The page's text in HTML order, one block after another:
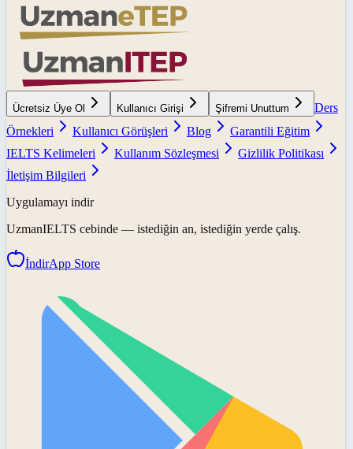
Ücretsiz Üye Ol Kullanıcı Girişi Şifremi Unuttum
Ders
Örnekleri
Kullanıcı Görüşleri Blog
Garantili Eğitim
IELTS Kelimeleri
Kullanım Sözleşmesi
Gizlilik Politikası
İletişim Bilgileri
Uygulamayı indir
UzmanIELTS cebinde — istediğin an, istediğin yerde çalış.
İndirApp Store